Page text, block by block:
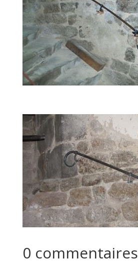
0 commentaires